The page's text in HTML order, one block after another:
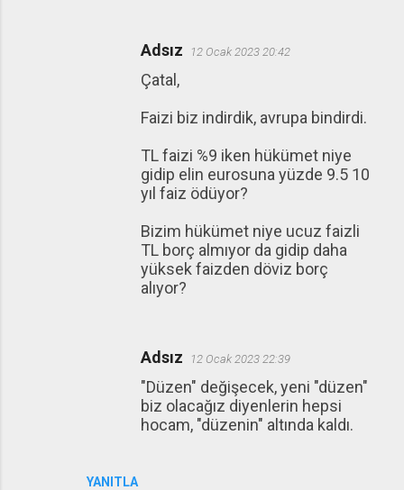
YANITLA
Adsız 12 Ocak 2023 20:42
Çatal,
Faizi biz indirdik, avrupa bindirdi.
TL faizi %9 iken hükümet niye
gidip elin eurosuna yüzde 9.5 10
yıl faiz ödüyor?
Bizim hükümet niye ucuz faizli
TL borç almıyor da gidip daha
yüksek faizden döviz borç
alıyor?
Adsız 12 Ocak 2023 22:39
"Düzen" değişecek, yeni "düzen"
biz olacağız diyenlerin hepsi
hocam, "düzenin" altında kaldı.